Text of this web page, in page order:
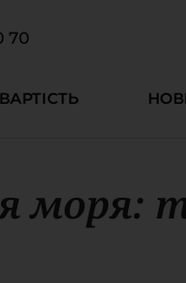
70
ВАРТІСТЬ
моря: